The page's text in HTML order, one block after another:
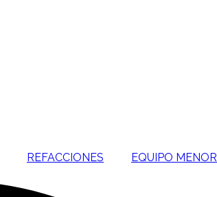
REFACCIONES EQUIPO MENOR